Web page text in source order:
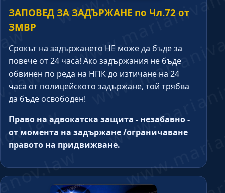
ЗАПОВЕД ЗА ЗАДЪРЖАНЕ по Чл.72 от
ЗМВР
Срокът на задържането НЕ може да бъде за
повече от 24 часа! Ако задържания не бъде
обвинен по реда на НПК до изтичане на 24
часа от полицейското задържане, той трябва
да бъде освободен!
Право на адвокатска защита - незабавно -
от момента на задържане /ограничаване
правото на придвижване.